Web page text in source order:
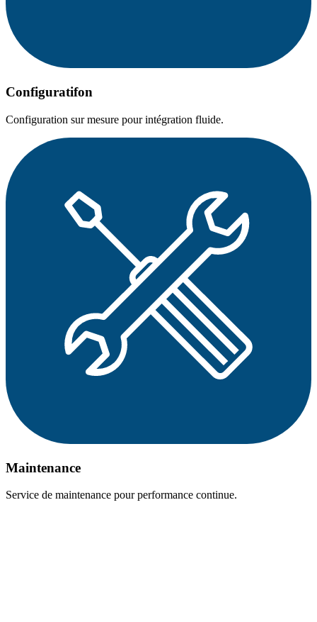
Configuratifon
Configuration sur mesure pour intégration fluide.
Maintenance
Service de maintenance pour performance continue.​